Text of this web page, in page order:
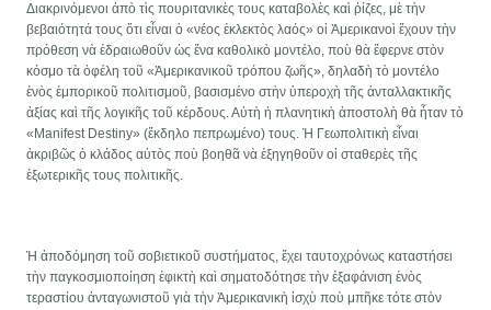
Διακρινόμενοι ἀπὸ τὶς πουριτανικὲς τους καταβολὲς καὶ ῥίζες, μὲ τὴν
βεβαιότητά τους ὅτι εἶναι ὁ «νέος ἐκλεκτὸς λαός» οἱ Ἀμερικανοὶ ἔχουν τὴν
πρόθεση νὰ ἐδραιωθοῦν ὡς ἕνα καθολικὸ μοντέλο, ποὺ θὰ ἔφερνε στὸν
κόσμο τὰ ὀφέλη τοῦ «Ἀμερικανικοῦ τρόπου ζωῆς», δηλαδὴ τὸ μοντέλο
ἑνὸς ἐμπορικοῦ πολιτισμοῦ, βασισμένο στὴν ὑπεροχὴ τῆς ἀνταλλακτικῆς
ἀξίας καὶ τῆς λογικῆς τοῦ κέρδους. Αὐτὴ ἡ πλανητικὴ ἀποστολὴ θὰ ἦταν τὸ
«Manifest Destiny» (ἔκδηλο πεπρωμένο) τους. Ἡ Γεωπολιτικὴ εἶναι
ἀκριβῶς ὁ κλάδος αὐτὸς ποὺ βοηθᾶ νὰ ἐξηγηθοῦν οἱ σταθερὲς τῆς
ἐξωτερικῆς τους πολιτικῆς.
Ἡ ἀποδόμηση τοῦ σοβιετικοῦ συστήματος, ἔχει ταυτοχρόνως καταστήσει
τὴν παγκοσμιοποίηση ἐφικτὴ καὶ σηματοδότησε τὴν ἐξαφάνιση ἑνὸς
τεραστίου ἀνταγωνιστοῦ γιὰ τὴν Ἀμερικανικὴ ἰσχὺ ποὺ μπῆκε τότε στὸν